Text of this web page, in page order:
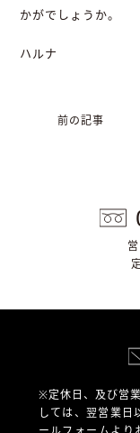
かがでしょうか。
ハルナ
前の記事
※定休日、及び営
しては、翌営業日